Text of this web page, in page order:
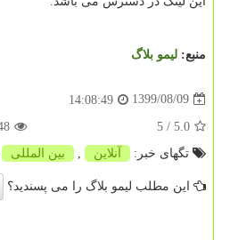
منبع: لیمو بلاگ
1399/08/09
14:08:49
5.0
/ 5
تگهای خبر:
آنلاین بین المللی
این مطلب لیمو بلاگ را می پسندید؟